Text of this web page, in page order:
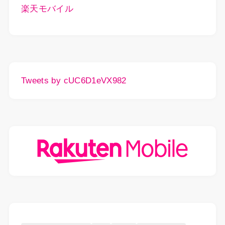
楽天モバイル
Tweets by cUC6D1eVX982